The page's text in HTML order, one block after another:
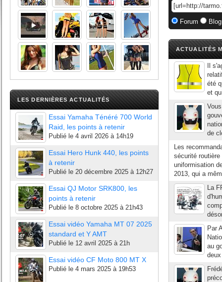
LES DERNIÈRES ACTUALITÉS
Essai Yamaha Ténéré 700 World
Raid, les points à retenir
Publié le 4 avril 2026 à 14h19
Essai Hero Hunk 440, les points
à retenir
Publié le 20 décembre 2025 à 12h27
Essai QJ Motor SRK800, les
points à retenir
Publié le 8 octobre 2025 à 21h43
Essai vidéo Yamaha MT 07 2025
standard et Y AMT
Publié le 12 avril 2025 à 21h
Essai vidéo CF Moto 800 MT X
Publié le 4 mars 2025 à 19h53
Forum
ACTUALITÉS
Il
été
et
de
Les
sécurité
uniformisation
2013, qui a
La
Par
au